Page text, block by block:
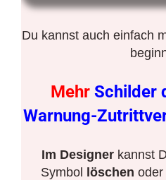
Du kannst auch einfach
Mehr Schilder
Warnung-
Im Designerkannst
Symbol löschen oder